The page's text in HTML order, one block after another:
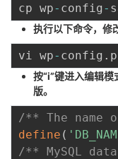
cp wp- config -
执行以下命令，修
vi wp- config .
按“i”键进入编辑
版。
/** The name
define (
/** MySQL